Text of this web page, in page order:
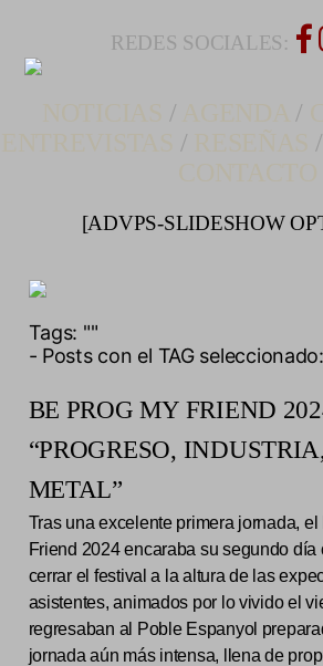
REDES SOCIALES:
/ /
/ /
[ADVPS-SLIDESHOW
Tags: ""
- Posts con el TAG
BE PROG MY FRIEND
“PROGRESO,
METAL”
Tras una excelente primera jornada, el
Friend 2024 encaraba su segundo día
cerrar el festival a la altura de las
asistentes, animados por lo vivido el
regresaban al Poble Espanyol
jornada aún más intensa, llena de